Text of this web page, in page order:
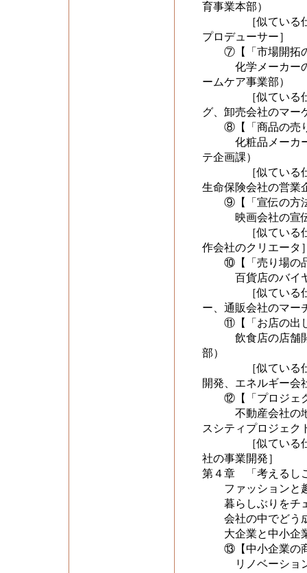
育事業本部）
［似ている仕事
プロデューサー］
⑦【「市場開拓の
化学メーカーの
ームケア事業部）
［似ている仕事
グ、卸売会社のマー
⑧【「商品の売り
化粧品メーカー
テ企画課）
［似ている仕事
生命保険会社の営業
⑨【「宣伝の方法
映画会社の宣伝
［似ている仕事
作会社のクリエータ
⑩【「売り場の品
百貨店のバイヤ
［似ている仕事
ー、通販会社のマー
⑪【「お店の出し
飲食店の店舗開
部）
［似ている仕事
開発、エネルギー会
⑫【「プロジェク
不動産会社の地
スシティプロジェク
［似ている仕事
社の事業開発］
第４章 「考えるし
ファッションと
暮らしぶりをチ
会社の中でどう
大企業と中小企
⑬【中小企業の
リノベーション